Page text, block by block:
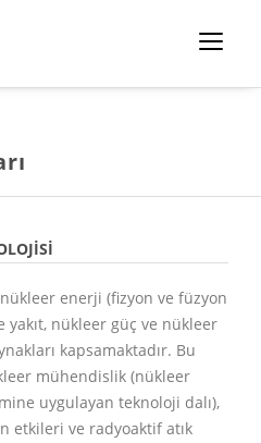
enerji (fizyon ve füzyon
nükleer güç ve nükleer
kapsamaktadır. Bu
mühendislik (nükleer
uygulayan teknoloji dalı),
etkileri ve radyoaktif atık